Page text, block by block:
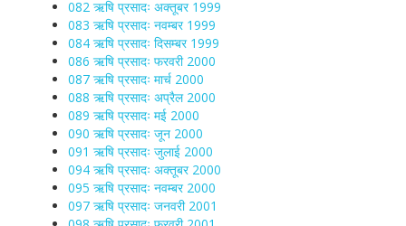
082 ऋषि प्रसादः अक्तूबर 1999
083 ऋषि प्रसादः नवम्बर 1999
084 ऋषि प्रसादः दिसम्बर 1999
086 ऋषि प्रसादः फरवरी 2000
087 ऋषि प्रसादः मार्च 2000
088 ऋषि प्रसादः अप्रैल 2000
089 ऋषि प्रसादः मई 2000
090 ऋषि प्रसादः जून 2000
091 ऋषि प्रसादः जुलाई 2000
094 ऋषि प्रसादः अक्तूबर 2000
095 ऋषि प्रसादः नवम्बर 2000
097 ऋषि प्रसादः जनवरी 2001